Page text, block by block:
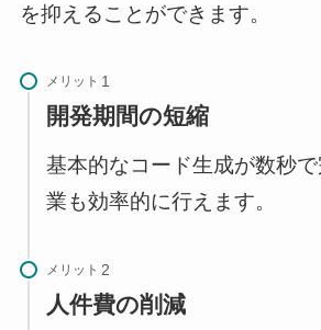
を抑えることができます。
メリット
開発期間の短縮
基本的なコード生成が数秒
業も効率的に行えます。
メリット
人件費の削減